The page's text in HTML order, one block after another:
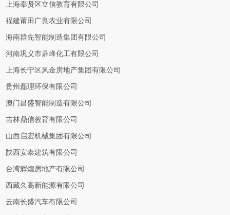
上海奉贤区立信教育有限公司
福建莆田广良农业有限公司
海南群先智能制造集团有限公司
河南巩义市鼎峰化工有限公司
上海长宁区风金房地产集团有限公司
贵州磊理环保有限公司
澳门昌盛智能制造有限公司
吉林鼎信教育有限公司
山西启宏机械集团有限公司
陕西安泰建筑有限公司
台湾辉煌房地产有限公司
西藏久高新能源有限公司
云南长盛汽车有限公司